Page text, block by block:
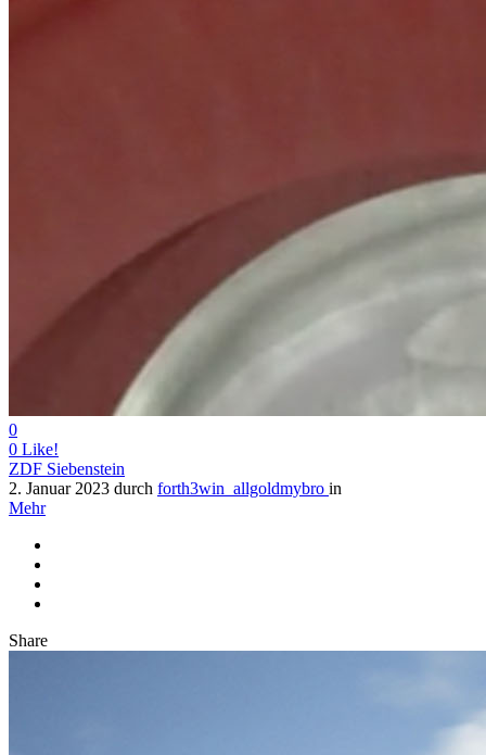
0
0 Like!
ZDF Siebenstein
2. Januar 2023 durch forth3win_allgoldmybro in
Mehr
Share